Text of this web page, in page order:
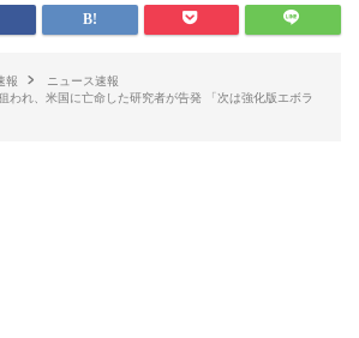
報
ニュース速報
われ、米国に亡命した研究者が告発 「次は強化版エボラ